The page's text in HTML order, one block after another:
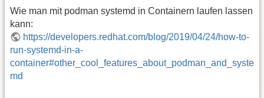
Wie man mit podman systemd in Containern laufen lassen
kann:
https://developers.redhat.com/blog/2019/04/24/how-to-
run-systemd-in-a-
container#other_cool_features_about_podman_and_syste
md